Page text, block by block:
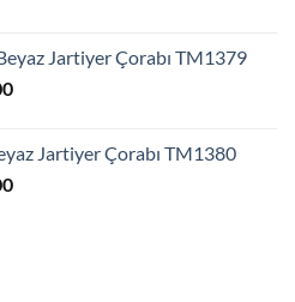
Jartiyer Çorabı TM1379
Şu
₺199,00.
Jartiyer Çorabı TM1380
Şu